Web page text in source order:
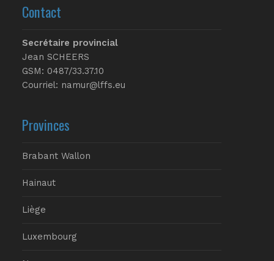
Contact
Secrétaire provincial
Jean SCHEERS
GSM: 0487/33.37.10
Courriel: namur@lffs.eu
Provinces
Brabant Wallon
Hainaut
Liège
Luxembourg